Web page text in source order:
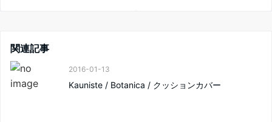
関連記事
2016-01-13
Kauniste / Botanica / クッションカバー